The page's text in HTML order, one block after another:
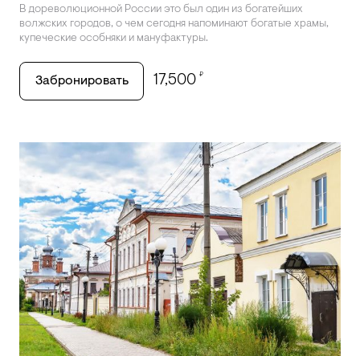
В дореволюционной России это был один из богатейших
волжских городов, о чем сегодня напоминают богатые храмы,
купеческие особняки и мануфактуры.
Забронировать 17,500 ₽